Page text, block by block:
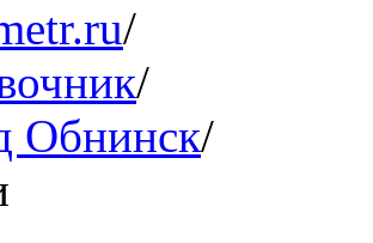
/
/
Обнинск/